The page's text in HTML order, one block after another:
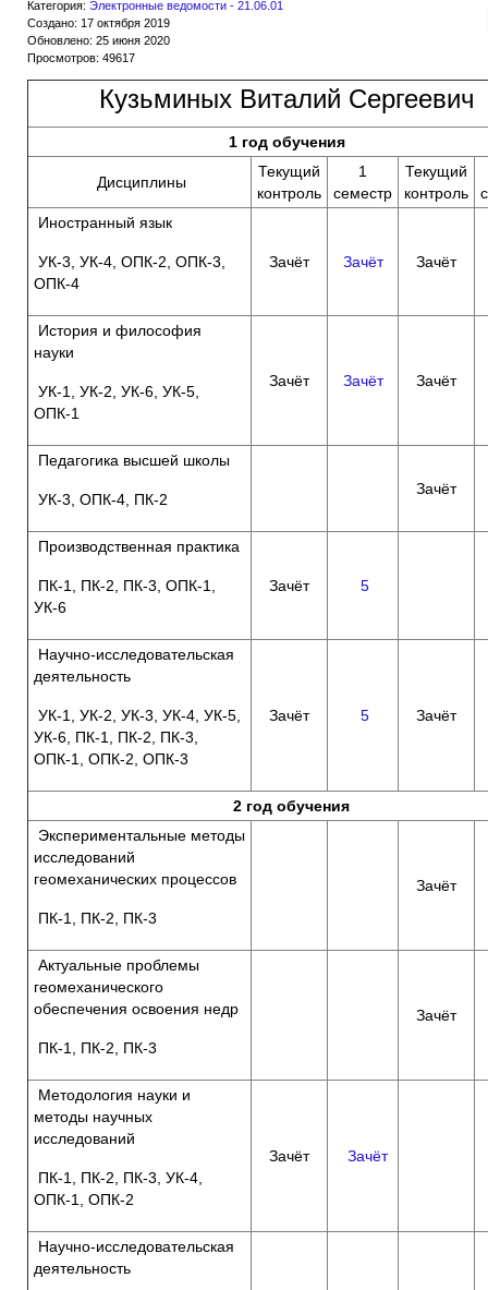
Категория: Электронные ведомости - 21.06.01
Создано: 17 октября 2019
Обновлено: 25 июня 2020
Просмотров: 49617
Кузьминых Виталий Сергеевич
1 год обучения
Дисциплины
Текущий
контроль
1
семестр
Текущий
контроль
Иностранный язык
УК-3, УК-4, ОПК-2, ОПК-3,
ОПК-4
Зачёт Зачёт Зачёт
История и философия
науки
УК-1, УК-2, УК-6, УК-5,
ОПК-1
Зачёт Зачёт Зачёт
Педагогика высшей школы
УК-3, ОПК-4, ПК-2
Зачёт
Производственная практика
ПК-1, ПК-2, ПК-3, ОПК-1,
УК-6
Зачёт 5
Научно-исследовательская
деятельность
УК-1, УК-2, УК-3, УК-4, УК-5,
УК-6, ПК-1, ПК-2, ПК-3,
ОПК-1, ОПК-2, ОПК-3
Зачёт 5 Зачёт
2 год обучения
Экспериментальные методы
исследований
геомеханических процессов
ПК-1, ПК-2, ПК-3
Зачёт
Актуальные проблемы
геомеханического
обеспечения освоения недр
ПК-1, ПК-2, ПК-3
Зачёт
Методология науки и
методы научных
исследований
ПК-1, ПК-2, ПК-3, УК-4,
ОПК-1, ОПК-2
Зачёт Зачёт
Научно-исследовательская
деятельность